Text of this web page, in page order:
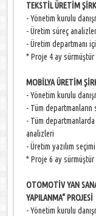
TEKSTİL ÜRETİM
- Yönetim kurulu
- Üretim süreç
- Üretim departmanı
* Proje 4 ay sürmüştür
MOBİLYA ÜRETİM
- Yönetim kurulu
- Tüm departmanların
- Tüm
analizleri
- Üretim yazılım
* Proje 6 ay sürmüştür
OTOMOTİV YAN
YAPILANMA“ PROJESİ
- Yönetim kurulu